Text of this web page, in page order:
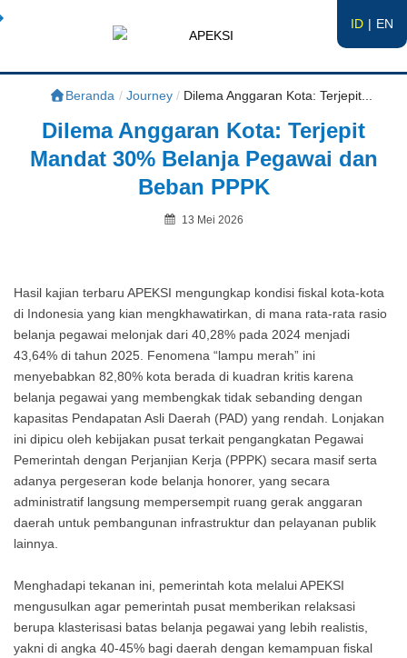
ID EN
APEKSI
#APEKSInergi
Beranda / Journey / Dilema Anggaran Kota: Terjepit...
Dilema Anggaran Kota: Terjepit
Mandat 30% Belanja Pegawai dan
Beban PPPK
Posted
13 Mei 2026
Hasil kajian terbaru APEKSI mengungkap kondisi fiskal kota-kota
di Indonesia yang kian mengkhawatirkan, di mana rata-rata rasio
belanja pegawai melonjak dari 40,28% pada 2024 menjadi
43,64% di tahun 2025. Fenomena “lampu merah” ini
menyebabkan 82,80% kota berada di kuadran kritis karena
belanja pegawai yang membengkak tidak sebanding dengan
kapasitas Pendapatan Asli Daerah (PAD) yang rendah. Lonjakan
ini dipicu oleh kebijakan pusat terkait pengangkatan Pegawai
Pemerintah dengan Perjanjian Kerja (PPPK) secara masif serta
adanya pergeseran kode belanja honorer, yang secara
administratif langsung mempersempit ruang gerak anggaran
daerah untuk pembangunan infrastruktur dan pelayanan publik
lainnya.
Menghadapi tekanan ini, pemerintah kota melalui APEKSI
mengusulkan agar pemerintah pusat memberikan relaksasi
berupa klasterisasi batas belanja pegawai yang lebih realistis,
yakni di angka 40-45% bagi daerah dengan kemampuan fiskal